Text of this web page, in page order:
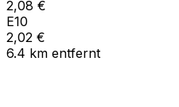
2,08 €
E10
2,02 €
6.4 km entfernt